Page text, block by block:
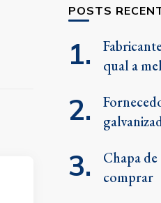
POSTS
qual a
Chapa
comprar